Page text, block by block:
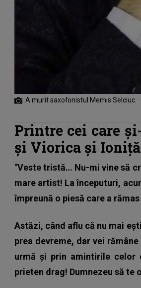
A murit saxofonistul Memis Selciuc.
Printre cei care
și Viorica și
"Veste tristă… Nu-mi vine să
mare artist! La începuturi,
împreună o piesă care a
Astăzi, când aflu că nu mai
prea devreme, dar vei
urmă și prin amintirile celor
prieten drag! Dumnezeu să te